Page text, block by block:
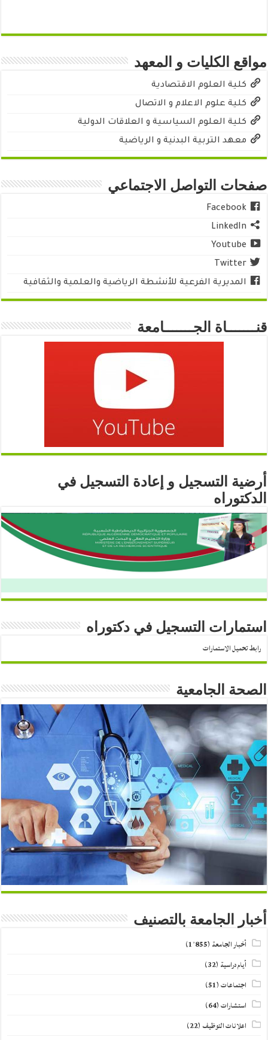
مواقع الكليات و المعهد
كلية العلوم الاقتصادية
كلية علوم الاعلام و الاتصال
كلية العلوم السياسية و العلاقات الدولية
معهد التربية البدنية و الرياضية
صفحات التواصل الاجتماعي
Facebook
LinkedIn
Youtube
Twitter
المديرية الفرعية للأنشطة الرياضية والعلمية والثقافية
قنـــــــاة الجـــــــامعة
أرضية التسجيل و إعادة التسجيل في
الدكتوراه
استمارات التسجيل في دكتوراه
رابط تحميل الاستمارات
الصحة الجامعية
أخبار الجامعة بالتصنيف
أخبار الجامعة (1٬855)
أيام دراسية (32)
اجتماعات(51)
استشارات(64)
اعلانات التوظيف (22)